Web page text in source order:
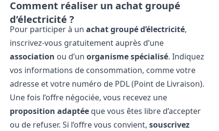
Comment réaliser un achat groupé
d’électricité ?
Pour participer à un achat groupé d’électricité,
inscrivez-vous gratuitement auprès d’une
association ou d’un organisme spécialisé. Indiquez
vos informations de consommation, comme votre
adresse et votre numéro de PDL (Point de Livraison).
Une fois l’offre négociée, vous recevez une
proposition adaptée que vous êtes libre d’accepter
ou de refuser. Si l’offre vous convient, souscrivez